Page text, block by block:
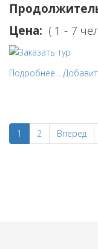
Цена: ( 1 - 7
Подробнее...
1 2 Вперед